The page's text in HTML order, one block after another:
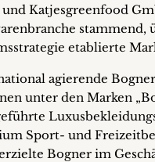
und Katjesgreenfood
etablierte
agierende
unter den Marken
Sport- und
Bogner im